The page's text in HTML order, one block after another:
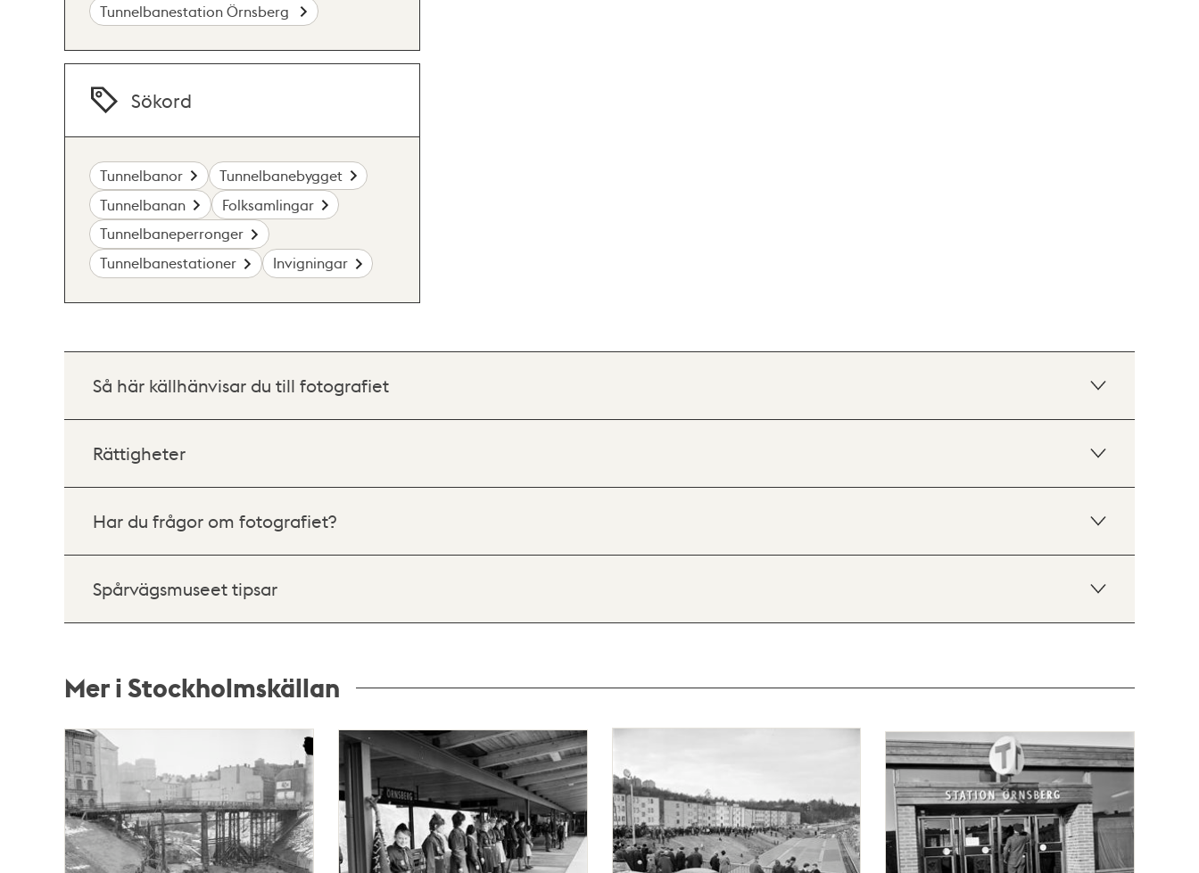
Tunnelbanestation Örnsberg
Sökord
Tunnelbanor
Tunnelbanebygget
Tunnelbanan
Folksamlingar
Tunnelbaneperronger
Tunnelbanestationer
Invigningar
Så här källhänvisar du till fotografiet
Rättigheter
Har du frågor om fotografiet?
Spårvägsmuseet tipsar
Mer i Stockholmskällan
Relaterade
poster
och
teman